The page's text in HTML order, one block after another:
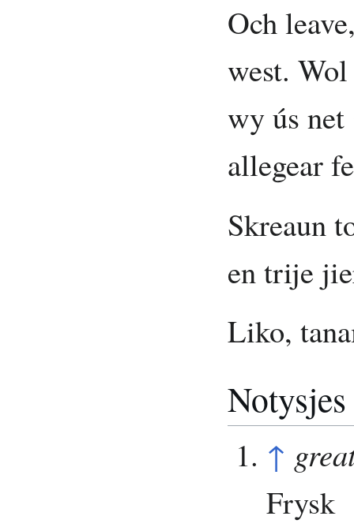
Och
west.
wy ús
allegear
Skreaun
en trije
Liko,
Notysjes
↑
Frysk